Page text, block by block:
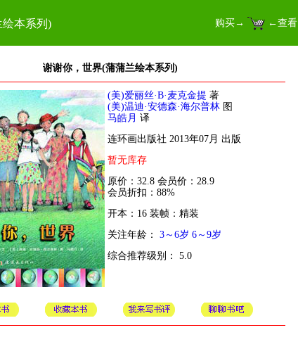
本系列) 购买→ ←查看
谢谢你，世界(蒲蒲兰绘本系列)
(美)爱丽丝·B·麦克金提 著
(美)温迪·安德森·海尔普林 图
马皓月 译
连环画出版社 2013年07月 出版
暂无库存
原价：32.8 会员价：28.9
会员折扣：88%
开本：16 装帧：精装
关注年龄： 3～6岁 6～9岁
综合推荐级别： 5.0